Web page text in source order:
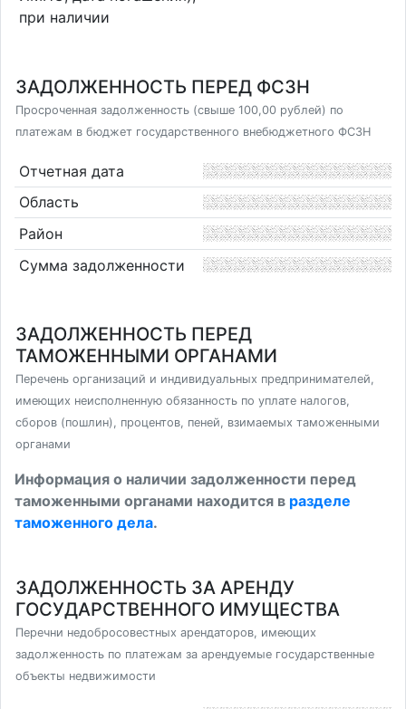
при наличии
ЗАДОЛЖЕННОСТЬ ПЕРЕД ФСЗН
Просроченная задолженность (свыше 100,00 рублей) по
платежам в бюджет государственного внебюджетного ФСЗН
Отчетная дата
Область
Район
Сумма задолженности
ЗАДОЛЖЕННОСТЬ ПЕРЕД
ТАМОЖЕННЫМИ ОРГАНАМИ
Перечень организаций и индивидуальных предпринимателей,
имеющих неисполненную обязанность по уплате налогов,
сборов (пошлин), процентов, пеней, взимаемых таможенными
органами
Информация о наличии задолженности перед
таможенными органами находится в разделе
таможенного дела.
ЗАДОЛЖЕННОСТЬ ЗА АРЕНДУ
ГОСУДАРСТВЕННОГО ИМУЩЕСТВА
Перечни недобросовестных арендаторов, имеющих
задолженность по платежам за арендуемые государственные
объекты недвижимости